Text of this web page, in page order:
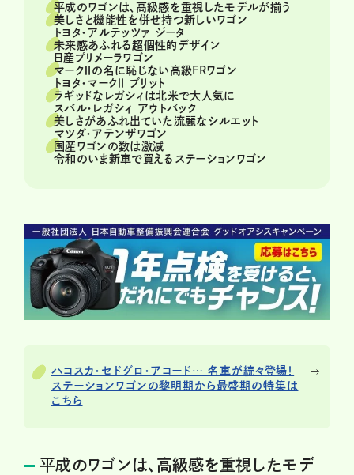
平成のワゴンは、高級感を重視したモデルが揃う
美しさと機能性を併せ持つ新しいワゴン
トヨタ・アルテッツァ ジータ
未来感あふれる超個性的デザイン
日産プリメーラワゴン
マークⅡの名に恥じない高級FRワゴン
トヨタ・マークⅡ ブリット
ラギッドなレガシィは北米で大人気に
スバル・レガシィ アウトバック
美しさがあふれ出ていた流麗なシルエット
マツダ・アテンザワゴン
国産ワゴンの数は激減
令和のいま新車で買えるステーションワゴン
ハコスカ・セドグロ・アコード… 名車が続々登場！
ステーションワゴンの黎明期から最盛期の特集は
こちら
平成のワゴンは、高級感を重視したモデ